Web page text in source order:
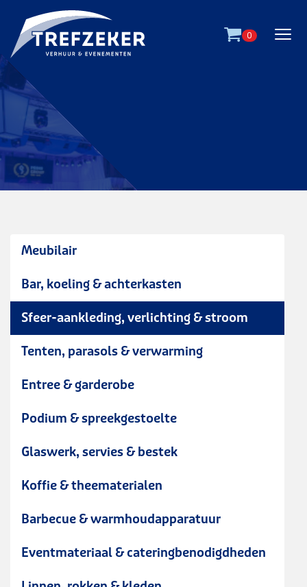
Ga direct naarde inhoud
0
tulpen
Meubilair
Bar, koeling & achterkasten
Sfeer-aankleding, verlichting & stroom
Tenten, parasols & verwarming
Entree & garderobe
Podium & spreekgestoelte
Glaswerk, servies & bestek
Koffie & theematerialen
Barbecue & warmhoudapparatuur
Eventmateriaal & cateringbenodigdheden